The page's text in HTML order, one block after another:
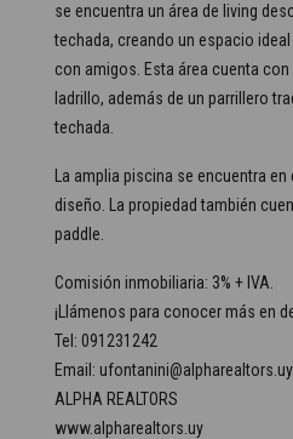
se encuentra un área de living
techada, creando un espacio
con amigos. Esta área cuenta
ladrillo, además de un parrillero
techada.
La amplia piscina se encuentra
diseño. La propiedad también
paddle.
Comisión inmobiliaria: 3% + IVA.
¡Llámenos para conocer más en
Tel: 091231242
Email: ufontanini@alpharealtors.uy
ALPHA REALTORS
www.alpharealtors.uy